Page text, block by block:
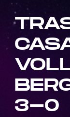
3-0